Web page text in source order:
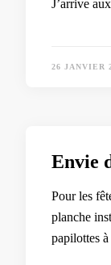
J’arrive
26 JANVIER
Envie
Pour les
planche
papilottes